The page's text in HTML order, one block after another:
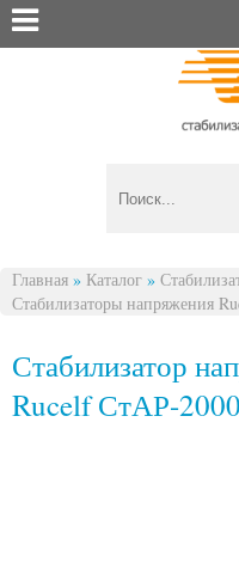

Вы здесь
Главная » Каталог »
Стабилизаторы напряжения
Стабилизатор
Rucelf СтАР-2000